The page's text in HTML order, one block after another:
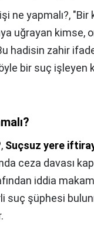
ne yapmalı?, "Bir
uğrayan kimse,
hadisin zahir
bir suç işleyen
Suçsuz yere
ceza davası
iddia
suç şüphesi